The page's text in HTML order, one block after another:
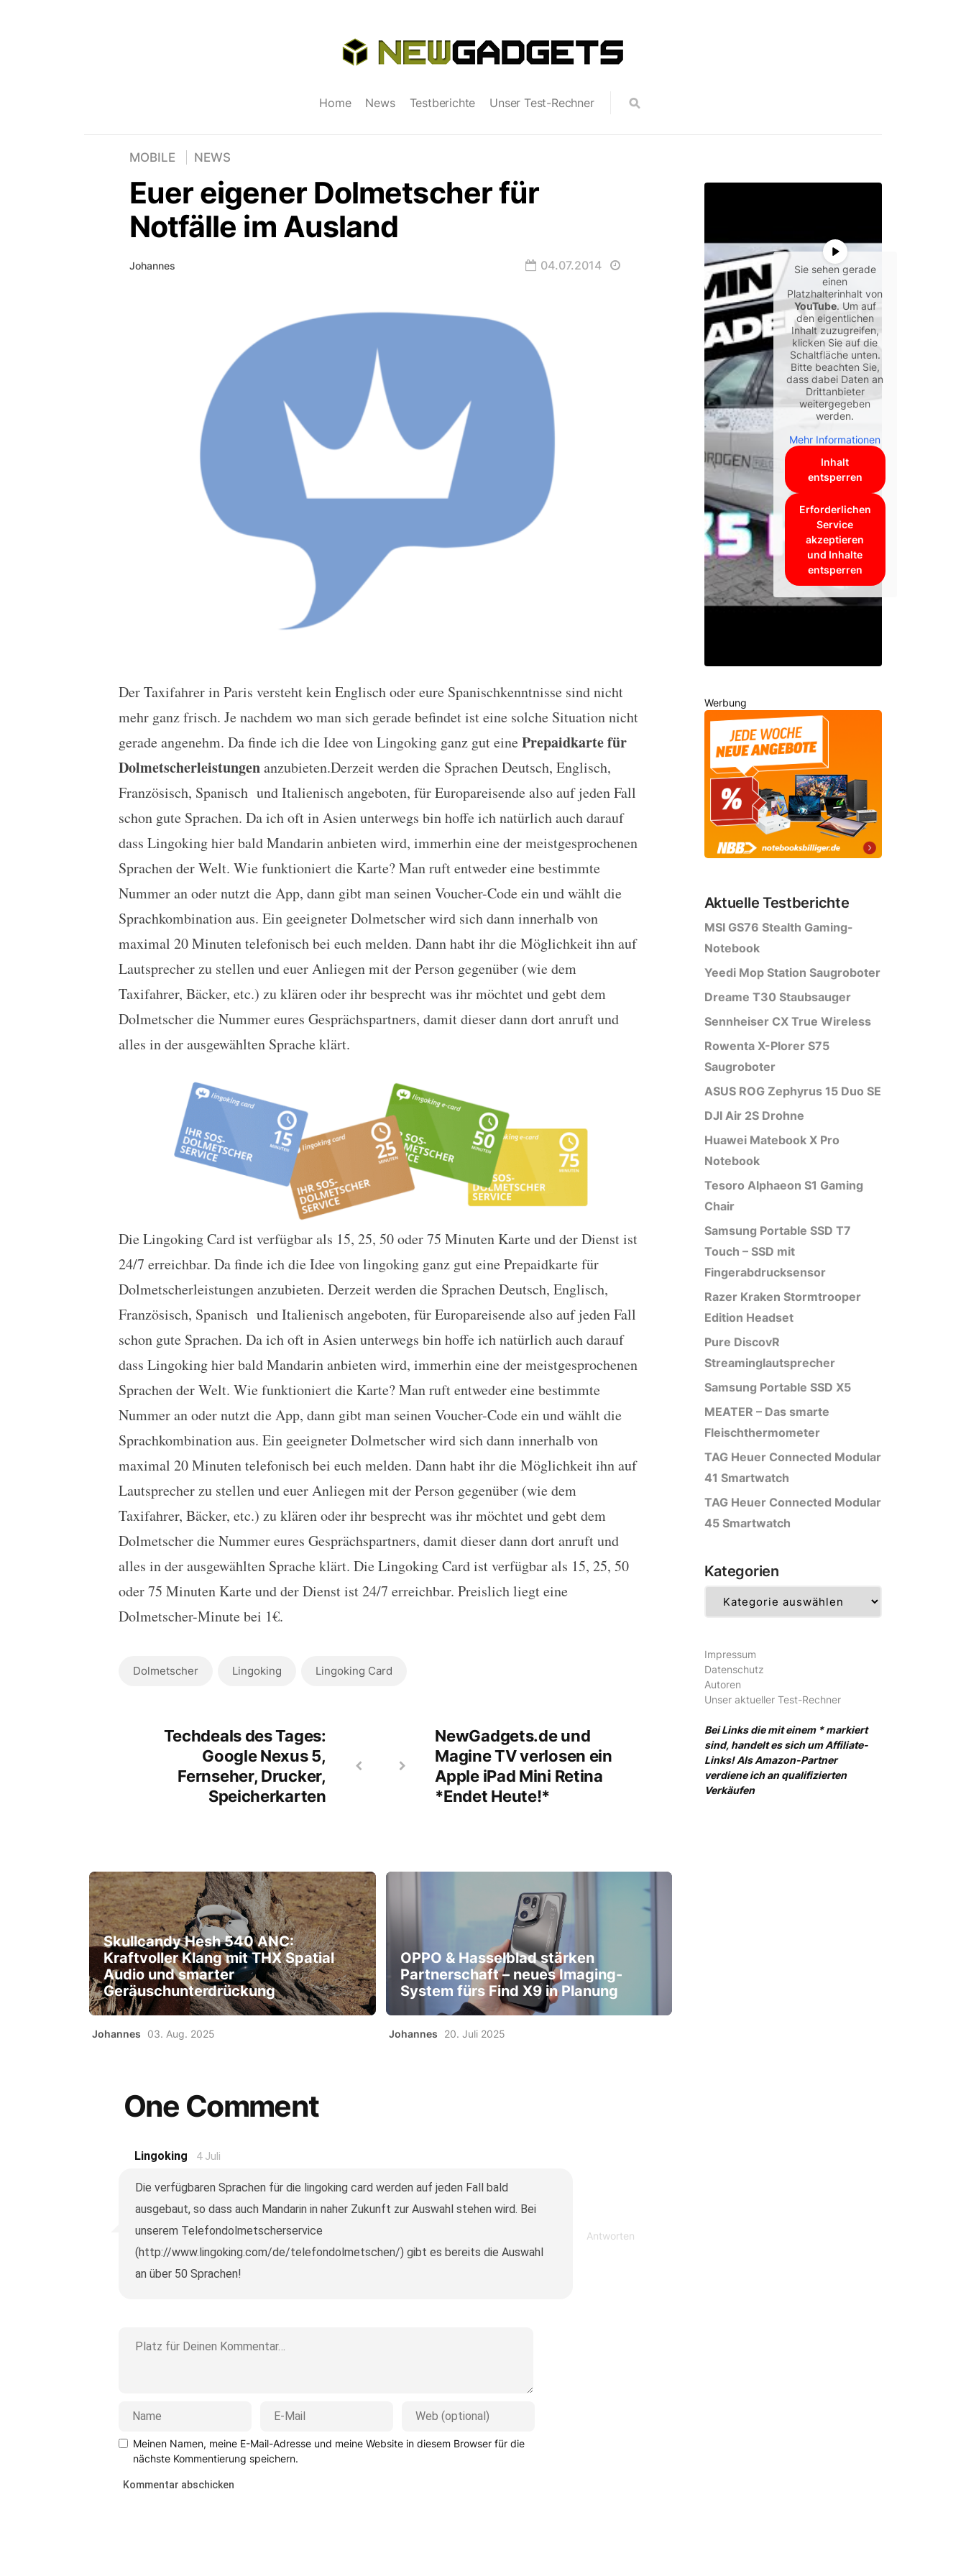
Home News Testberichte Unser Test-Rechner
MOBILE NEWS
Euer eigener Dolmetscher für
Notfälle im Ausland
Johannes 04.07.2014
Euer eigener Dolmetscher für Notfälle im Ausland
Der Taxifahrer in Paris versteht kein Englisch oder eure Spanischkenntnisse sind nicht
mehr ganz frisch. Je nachdem wo man sich gerade befindet ist eine solche Situation nicht
gerade angenehm. Da finde ich die Idee von Lingoking ganz gut einePrepaidkarte für
Dolmetscherleistungenanzubieten.Derzeit werden die Sprachen Deutsch, Englisch,
Französisch, Spanisch und Italienisch angeboten, für Europareisende also auf jeden Fall
schon gute Sprachen. Da ich oft in Asien unterwegs bin hoffe ich natürlich auch darauf
dass Lingoking hier bald Mandarin anbieten wird, immerhin eine der meistgesprochenen
Sprachen der Welt. Wie funktioniert die Karte? Man ruft entweder eine bestimmte
Nummer an oder nutzt die App, dann gibt man seinen Voucher-Code ein und wählt die
Sprachkombination aus. Ein geeigneter Dolmetscher wird sich dann innerhalb von
maximal 20 Minuten telefonisch bei euch melden. Dann habt ihr die Möglichkeit ihn auf
Lautsprecher zu stellen und euer Anliegen mit der Person gegenüber (wie dem
Taxifahrer, Bäcker, etc.) zu klären oder ihr besprecht was ihr möchtet und gebt dem
Dolmetscher die Nummer eures Gesprächspartners, damit dieser dann dort anruft und
alles in der ausgewählten Sprache klärt.
Die Lingoking Card ist verfügbar als 15, 25, 50 oder 75 Minuten Karte und der Dienst ist
24/7 erreichbar. Da finde ich die Idee von lingoking ganz gut eine Prepaidkarte für
Dolmetscherleistungen anzubieten. Derzeit werden die Sprachen Deutsch, Englisch,
Französisch, Spanisch und Italienisch angeboten, für Europareisende also auf jeden Fall
schon gute Sprachen. Da ich oft in Asien unterwegs bin hoffe ich natürlich auch darauf
dass Lingoking hier bald Mandarin anbieten wird, immerhin eine der meistgesprochenen
Sprachen der Welt. Wie funktioniert die Karte? Man ruft entweder eine bestimmte
Nummer an oder nutzt die App, dann gibt man seinen Voucher-Code ein und wählt die
Sprachkombination aus. Ein geeigneter Dolmetscher wird sich dann innerhalb von
maximal 20 Minuten telefonisch bei euch melden. Dann habt ihr die Möglichkeit ihn auf
Lautsprecher zu stellen und euer Anliegen mit der Person gegenüber (wie dem
Taxifahrer, Bäcker, etc.) zu klären oder ihr besprecht was ihr möchtet und gebt dem
Dolmetscher die Nummer eures Gesprächspartners, damit dieser dann dort anruft und
alles in der ausgewählten Sprache klärt. Die Lingoking Card ist verfügbar als 15, 25, 50
oder 75 Minuten Karte und der Dienst ist 24/7 erreichbar. Preislich liegt eine
Dolmetscher-Minute bei 1€.
Dolmetscher Lingoking Lingoking Card
Techdeals des Tages:
Google Nexus 5,
Fernseher, Drucker,
Speicherkarten
NewGadgets.de und
Magine TV verlosen ein
Apple iPad Mini Retina
*Endet Heute!*
Skullcandy Hesh 540 ANC:
Kraftvoller Klang mit THX Spatial
Audio und smarter
Geräuschunterdrückung
Johannes 03. Aug. 2025
OPPO & Hasselblad stärken
Partnerschaft – neues Imaging-
System fürs Find X9 in Planung
Johannes 20. Juli 2025
One Comment
Lingoking 4 Juli
Die verfügbaren Sprachen für die lingoking card werden auf jeden Fall bald
ausgebaut, so dass auch Mandarin in naher Zukunft zur Auswahl stehen wird. Bei
unserem Telefondolmetscherservice
(http://www.lingoking.com/de/telefondolmetschen/) gibt es bereits die Auswahl
an über 50 Sprachen!
Antworten
Meinen Namen, meine E-Mail-Adresse und meine Website in diesem Browser für die
nächste Kommentierung speichern.
Sie sehen gerade
einen
Platzhalterinhalt von
YouTube. Um auf
den eigentlichen
Inhalt zuzugreifen,
klicken Sie auf die
Schaltfläche unten.
Bitte beachten Sie,
dass dabei Daten an
Drittanbieter
weitergegeben
werden.
Mehr Informationen
Inhalt
entsperren
Erforderlichen
Service
akzeptieren
und Inhalte
entsperren
Werbung
Aktuelle Testberichte
MSI GS76 Stealth Gaming-
Notebook
Yeedi Mop Station Saugroboter
Dreame T30 Staubsauger
Sennheiser CX True Wireless
Rowenta X-Plorer S75
Saugroboter
ASUS ROG Zephyrus 15 Duo SE
DJI Air 2S Drohne
Huawei Matebook X Pro
Notebook
Tesoro Alphaeon S1 Gaming
Chair
Samsung Portable SSD T7
Touch – SSD mit
Fingerabdrucksensor
Razer Kraken Stormtrooper
Edition Headset
Pure DiscovR
Streaminglautsprecher
Samsung Portable SSD X5
MEATER – Das smarte
Fleischthermometer
TAG Heuer Connected Modular
41 Smartwatch
TAG Heuer Connected Modular
45 Smartwatch
Kategorien
Impressum
Datenschutz
Autoren
Unser aktueller Test-Rechner
Bei Links die mit einem * markiert
sind, handelt es sich um Affiliate-
Links! Als Amazon-Partner
verdiene ich an qualifizierten
Verkäufen